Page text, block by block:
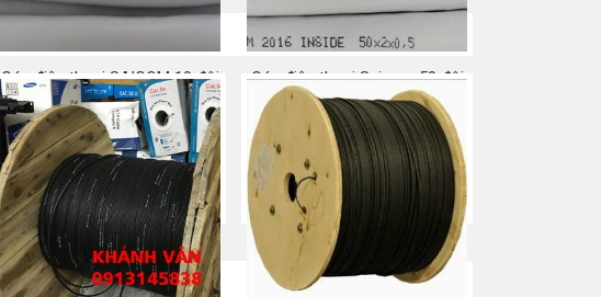
Cáp điện thoại SAICOM 10 đôi
Mua ngay
Cáp điện thoại Saicom 50 đôi
trong nhà
Mua ngay